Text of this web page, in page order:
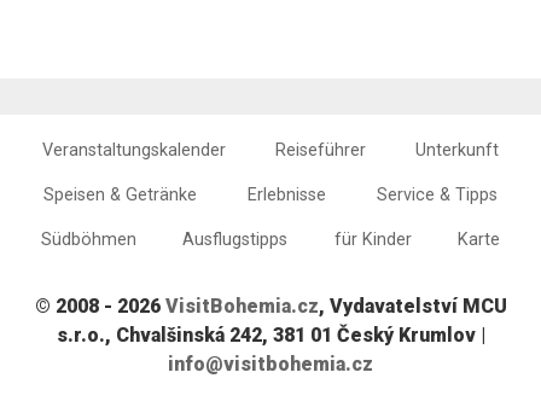
Veranstaltungskalender Reiseführer Unterkunft
Speisen & Getränke Erlebnisse Service & Tipps
Südböhmen Ausflugstipps für Kinder Karte
© 2008 - 2026 VisitBohemia.cz, Vydavatelství MCU
s.r.o., Chvalšinská 242, 381 01 Český Krumlov |
info@visitbohemia.cz